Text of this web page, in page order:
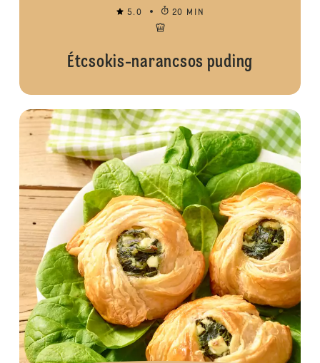
5.0 20 MIN
Étcsokis-narancsos puding